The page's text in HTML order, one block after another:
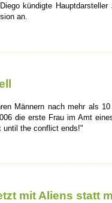
kündigte
an.
Männern nach mehr als
die erste Frau im Amt
until the conflict ends!"
mit Aliens statt